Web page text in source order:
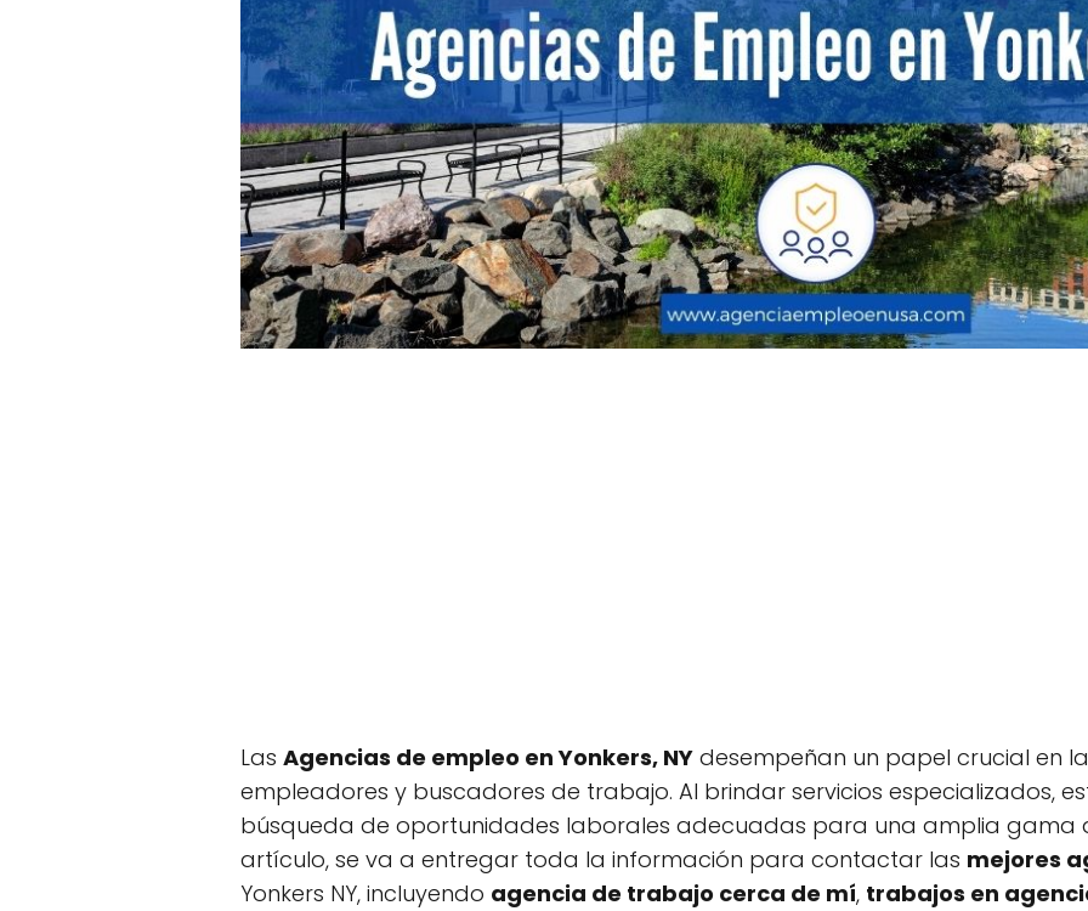
Las Agencias de empleo en Yonkers, NY desempeñan un papel crucial en
empleadores y buscadores de trabajo. Al brindar servicios especializados,
búsqueda de oportunidades laborales adecuadas para una amplia gama
artículo, se va a entregar toda la información para contactar las mejores
Yonkers NY, incluyendo agencia de trabajo cerca de mí, trabajos en